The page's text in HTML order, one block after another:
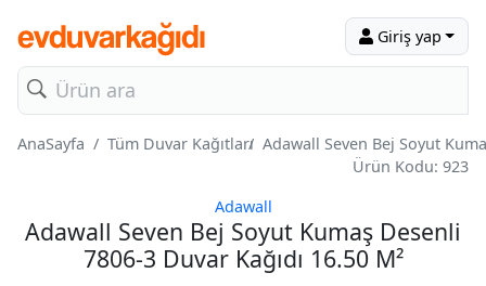
Giriş yap
AnaSayfa Tüm Duvar Kağıtları Adawall Seven Bej Soyut
Ürün Kodu: 923
Adawall
Adawall Seven Bej Soyut Kumaş Desenli
7806-3 Duvar Kağıdı 16.50 M²